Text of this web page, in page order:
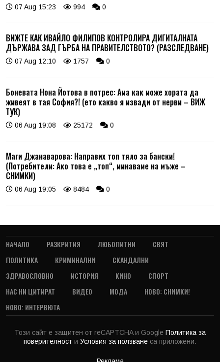
07 Aug 15:23 994 0
ВИЖТЕ КАК ИВАЙЛО ФИЛИПОВ КОНТРОЛИРА ДИГИТАЛНАТА
ДЪРЖАВА ЗАД ГЪРБА НА ПРАВИТЕЛСТВОТО? (РАЗСЛЕДВАНЕ)
07 Aug 12:10 1757 0
Боневата Нона Йотова в потрес: Ама как може хората да
живеят в тая София?! (ето какво я извади от нерви – ВИЖ
ТУК)
06 Aug 19:08 25172 0
Маги Джанаварова: Направих топ тяло за бански!
(Потребители: Ако това е „топ“, минаваме на мъже –
СНИМКИ)
06 Aug 19:05 8484 0
НАЧАЛО РАЗКРИТИЯ ЛЮБОПИТНИ
СВЯТ
ПОЛИТИКА
КРИМИНАЛНИ
СКАНДАЛНИ
ЗДРАВОСЛОВНО
ИСТОРИЯ КИНО
СПОРТ
НАС НИ ЦИТИРАТ
ВИДЕО МОДА
НОВО: СНИМКИ!
НОВО: ИНТЕРВЮТА
Този сайт е защитен от reCAPTCHA и Google Политика за
поверителност и Условия за ползване са приложени.